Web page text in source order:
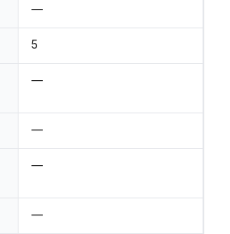
—
5
—
—
—
—